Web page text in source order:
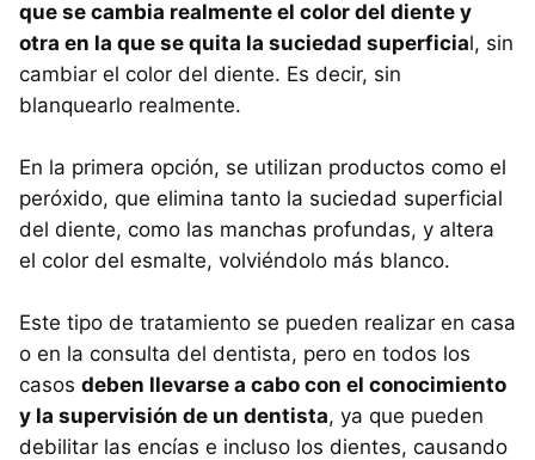
que se cambia realmente el color del diente y
otra en la que se quita la suciedad superficial, sin
cambiar el color del diente. Es decir, sin
blanquearlo realmente.
En la primera opción, se utilizan productos como el
peróxido, que elimina tanto la suciedad superficial
del diente, como las manchas profundas, y altera
el color del esmalte, volviéndolo más blanco.
Este tipo de tratamiento se pueden realizar en casa
o en la consulta del dentista, pero en todos los
casos deben llevarse a cabo con el conocimiento
y la supervisión de un dentista, ya que pueden
debilitar las encías e incluso los dientes, causando